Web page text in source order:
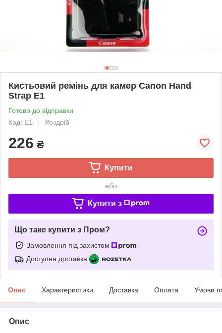
Кистьовий ремінь для камер Canon Hand
Strap E1
Готово до відправки
Код: E1
Роздріб
226 ₴
Купити
або
Купити з
Що таке купити з Пром?
Замовлення під захистом
Доступна доставка
Опис Характеристики Доставка Оплата Умови
Опис